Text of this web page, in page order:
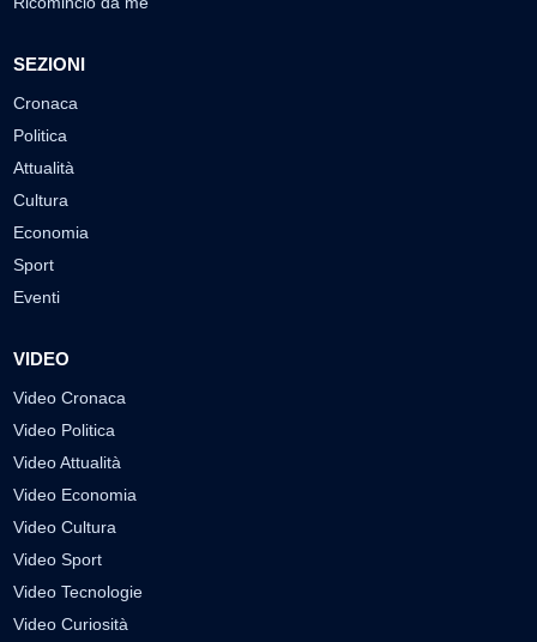
SEZIONI
Cronaca
Politica
Attualità
Cultura
Economia
Sport
Eventi
VIDEO
Video Cronaca
Video Politica
Video Attualità
Video Economia
Video Cultura
Video Sport
Video Tecnologie
Video Curiosità